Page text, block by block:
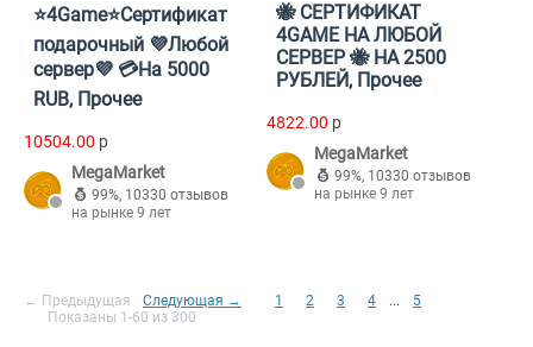
⭐4Game⭐Сертификат
подарочный 💜Любой
сервер💜 💳На 5000
RUB, Прочее
10504.00 p
MegaMarket
99%, 10330 отзывов
на рынке 9 лет
🐝 СЕРТИФИКАТ
4GAME НА ЛЮБОЙ
СЕРВЕР 🐝 НА 2500
РУБЛЕЙ, Прочее
4822.00 p
MegaMarket
99%, 10330 отзывов
на рынке 9 лет
← Предыдущая Следующая → 1 2 3 4 ...
5
Показаны 1-60 из 300